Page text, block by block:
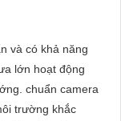
và có khả năng
lớn hoạt động
chuẩn camera
trường khắc